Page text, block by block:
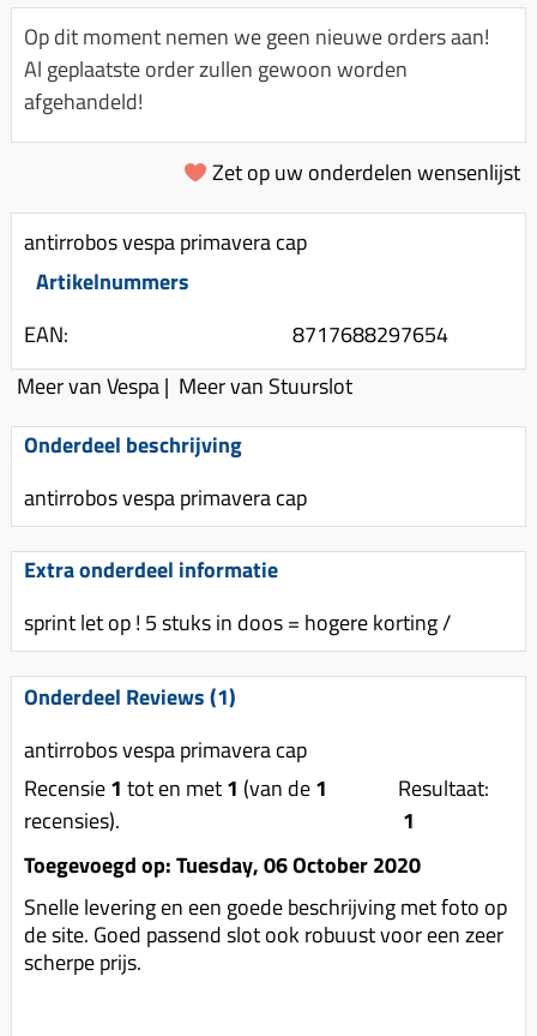
Spanningsregelaar
Toerenbegrenzer
Remlichtschakelaar
Luchtfilter (delen)
Luchtfilter deksel
Motor blokken
Membraan (delen)
Pakking (sets)
Vlotterbak pakking
Powerfilter
Schakel (delen)
Spruitstuk (delen)
Uitlaten compleet
Uitlaat bocht
Radiateur (delen)
Waterpomp (delen)
V-snaren
Variorolsets
Pulley
Variateur (delen)
Variokit
Voor tandwielen
Zuigers
Km teller kabel
Kickstart deksel
Kickstart ronsel
Schokbrekers
Spiegels
Stuur (delen)
Remblokken
Rem (delen)
Remhevels
Remsegmenten
Remschijven
Voorrem kabel
Voorvork
Wiel (delen)
Zadel
Standaard
Kickstart (delen)
Kinderzitje (scooter)
Olie-onderhoudsmiddelen
Oppakbeugel
Scooterhoezen
Scooter Kleding
Stickers
Stuurslot
Regenkleding
Vespa accessoires
Voordragers
Accessoires overig
Zadel
Speednut
Op dit moment nemen we geen nieuwe orders aan!
Al geplaatste order zullen gewoon worden
afgehandeld!
Zet op uw onderdelen wensenlijst
antirrobos vespa primavera cap
Artikelnummers
EAN:
8717688297654
Meer van Vespa| Meer van Stuurslot
Onderdeel beschrijving
antirrobos vespa primavera cap
Extra onderdeel informatie
sprint let op ! 5 stuks in doos = hogere korting /
Onderdeel Reviews (1)
antirrobos vespa primavera cap
Recensie1 tot en met1 (van de1
recensies).
Resultaat:
1
Toegevoegd op: Tuesday, 06 October 2020
Snelle levering en een goede beschrijving met foto op
de site. Goed passend slot ook robuust voor een zeer
scherpe prijs.